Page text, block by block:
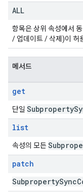
ALL
항목은 상위 속성에서
/ 업데이트 / 삭제)이 허
메서드
get
단일 Subproperty
list
속성의 모든
patch
SubpropertySync